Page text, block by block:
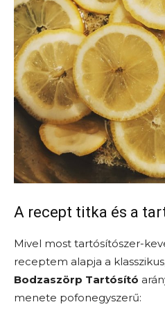
A recept titka és a
Mivel most tartósítószer-
receptem alapja a
Bodzaszörp Tartósító
menete pofonegyszerű: